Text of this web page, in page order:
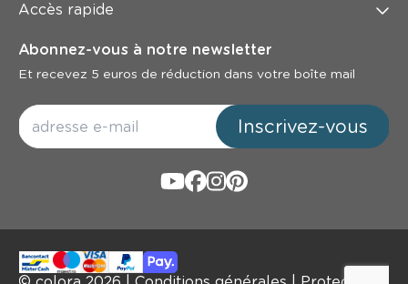
Accès rapide
Abonnez-vous à notre newsletter
Et recevez 5 euros de réduction dans votre boîte mail
Inscrivez-vous